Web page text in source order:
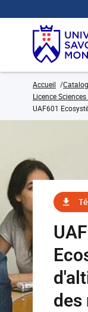
Accueil
Licence
UAF601
des